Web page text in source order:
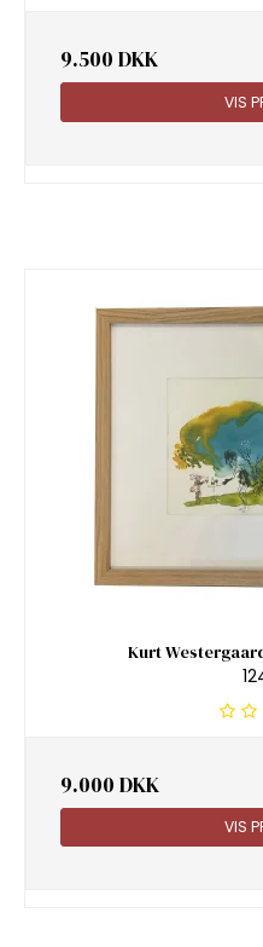
9.500 DKK
VIS
Kurt
9.000 DKK
VIS